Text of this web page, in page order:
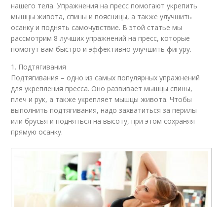
нашего тела. Упражнения на пресс помогают укрепить
мышцы живота, спины и поясницы, а также улучшить
осанку и поднять самочувствие. В этой статье мы
рассмотрим 8 лучших упражнений на пресс, которые
помогут вам быстро и эффективно улучшить фигуру.
1. Подтягивания
Подтягивания – одно из самых популярных упражнений
для укрепления пресса. Оно развивает мышцы спины,
плеч и рук, а также укрепляет мышцы живота. Чтобы
выполнить подтягивания, надо захватиться за перилы
или брусья и подняться на высоту, при этом сохраняя
прямую осанку.